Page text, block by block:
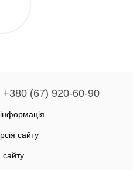
+380 (67) 920-60-90
сайту